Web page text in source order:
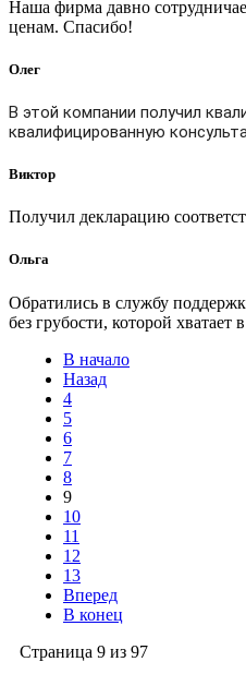
Наша фирма давно
ценам. Спасибо!
Олег
В этой компании получил
квалифицированную
Виктор
Получил декларацию
Ольга
Обратились в службу
без грубости, которой
В начало
Назад
4
5
6
7
8
9
10
11
12
13
Вперед
В конец
Страница 9 из 97